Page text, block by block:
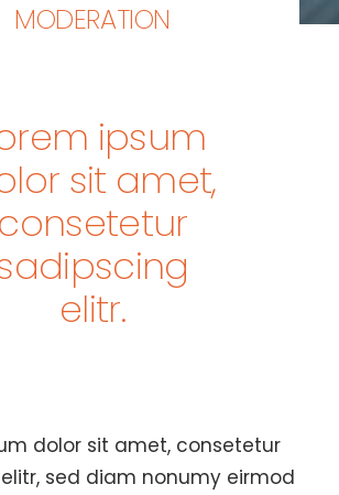
MODERATION
ipsum
sit amet,
consetetur
elitr.
dolor sit amet, consetetur
sed diam nonumy eirmod